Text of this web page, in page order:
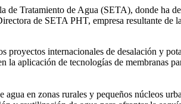
de Tratamiento de Agua (SETA), donde ha
de SETA PHT, empresa resultante
proyectos internacionales de desalación y
la aplicación de tecnologías de membranas
agua en zonas rurales y pequeños núcleos